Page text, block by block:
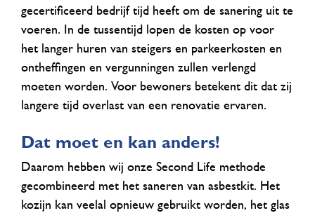
gecertificeerd bedrijf tijd heeft om de sanering uit te
voeren. In de tussentijd lopen de kosten op voor
het langer huren van steigers en parkeerkosten en
ontheffingen en vergunningen zullen verlengd
moeten worden. Voor bewoners betekent dit dat zij
langere tijd overlast van een renovatie ervaren.
Dat moet en kan anders!
Daarom hebben wij onze Second Life methode
gecombineerd met het saneren van asbestkit. Het
kozijn kan veelal opnieuw gebruikt worden, het glas